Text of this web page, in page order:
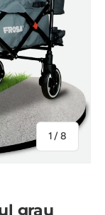
1 /von
8
grau